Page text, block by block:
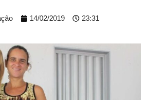
14/02/2019 23:31